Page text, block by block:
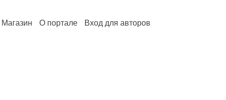
Магазин О портале Вход для авторов